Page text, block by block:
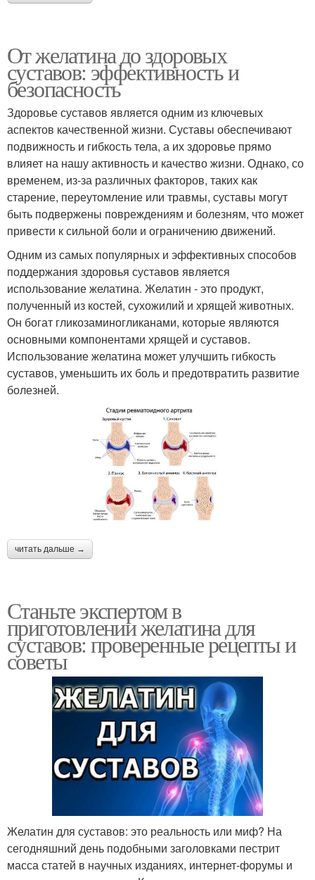
От желатина до здоровых
суставов: эффективность и
безопасность
Здоровье суставов является одним из ключевых
аспектов качественной жизни. Суставы обеспечивают
подвижность и гибкость тела, а их здоровье прямо
влияет на нашу активность и качество жизни. Однако, со
временем, из-за различных факторов, таких как
старение, переутомление или травмы, суставы могут
быть подвержены повреждениям и болезням, что может
привести к сильной боли и ограничению движений.
Одним из самых популярных и эффективных способов
поддержания здоровья суставов является
использование желатина. Желатин - это продукт,
полученный из костей, сухожилий и хрящей животных.
Он богат гликозаминогликанами, которые являются
основными компонентами хрящей и суставов.
Использование желатина может улучшить гибкость
суставов, уменьшить их боль и предотвратить развитие
болезней.
читать дальше →
Станьте экспертом в
приготовлении желатина для
суставов: проверенные рецепты и
советы
Желатин для суставов: это реальность или миф? На
сегодняшний день подобными заголовками пестрит
масса статей в научных изданиях, интернет-форумы и